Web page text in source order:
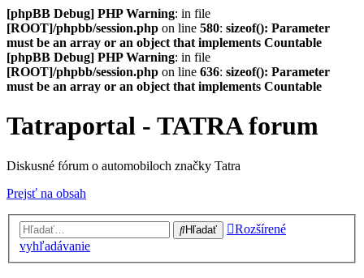
[phpBB Debug] PHP Warning: in file
[ROOT]/phpbb/session.php on line 580: sizeof(): Parameter
must be an array or an object that implements Countable
[phpBB Debug] PHP Warning: in file
[ROOT]/phpbb/session.php on line 636: sizeof(): Parameter
must be an array or an object that implements Countable
Tatraportal - TATRA forum
Diskusné fórum o automobiloch značky Tatra
Prejsť na obsah
Hľadať
Rozšírené
vyhľadávanie